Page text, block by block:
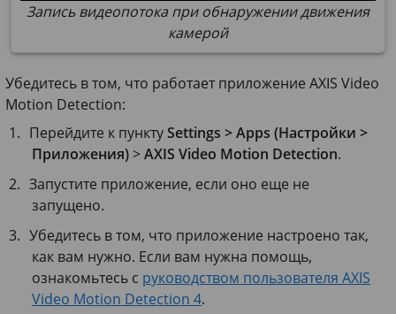
Запись видеопотока при обнаружении движения
камерой
Убедитесь в том, что работает приложение AXIS Video
Motion Detection:
Перейдите к пунктуSettings > Apps (Настройки >
Приложения)>AXIS Video Motion Detection.
Запустите приложение, если оно еще не
запущено.
Убедитесь в том, что приложение настроено так,
как вам нужно. Если вам нужна помощь,
ознакомьтесь с руководством пользователя AXIS
Video Motion Detection 4.